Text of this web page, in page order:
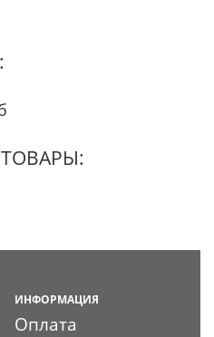
ИНФОРМАЦИЯ
Оплата